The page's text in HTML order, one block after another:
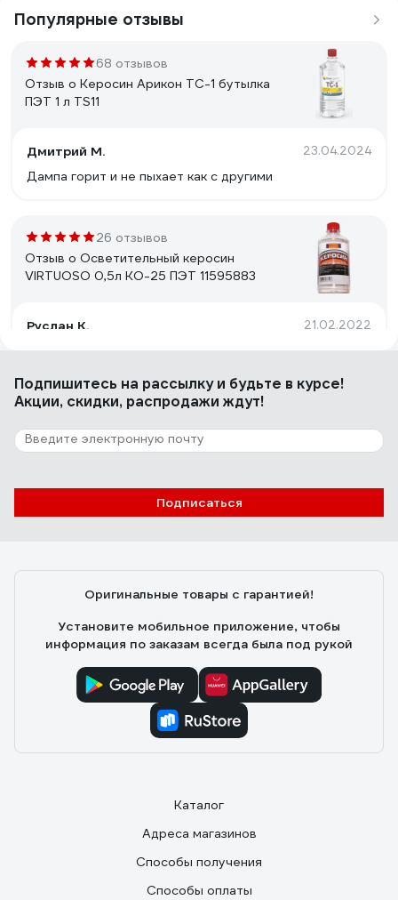
Популярные отзывы
68 отзывов
Отзыв о Керосин Арикон ТС-1 бутылка
ПЭТ 1 л TS11
Дмитрий М. 23.04.2024
Дампа горит и не пыхает как с другими
26 отзывов
Отзыв о Осветительный керосин
VIRTUOSO 0,5л КО-25 ПЭТ 11595883
Руслан К. 21.02.2022
Не вспыхивает как бенз. Очень текучий, можно швы
вас есть техника типа МИГа или Боинга, то можно и
полетать на нем.
32 отзыва
10л KO2510
Подпишитесь на рассылкуи будьте в курсе!
Акции, скидки, распродажи ждут!
Подписаться
Оригинальные товары с гарантией!
Установите мобильное приложение, чтобы
информация по заказам всегда была под рукой
Каталог
Адреса магазинов
Способы получения
Способы оплаты